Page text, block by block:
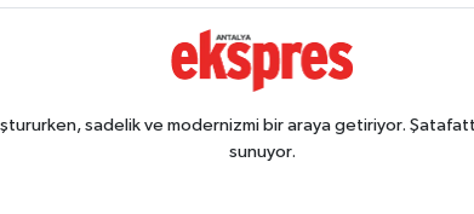
sadelik ve modernizmi bir araya getiriyor.
sunuyor.